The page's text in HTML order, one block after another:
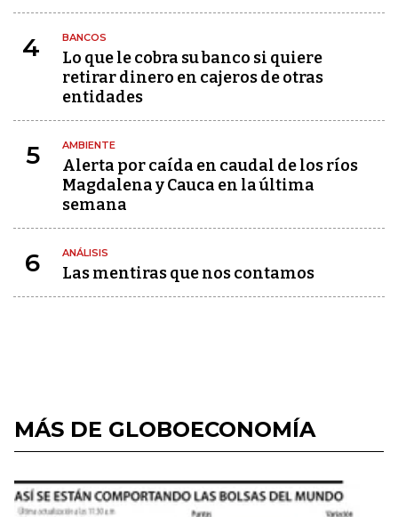
4 BANCOS
Lo que le cobra su banco si quiere
retirar dinero en cajeros de otras
entidades
5 AMBIENTE
Alerta por caída en caudal de los ríos
Magdalena y Cauca en la última
semana
6 ANÁLISIS
Las mentiras que nos contamos
MÁS DE GLOBOECONOMÍA